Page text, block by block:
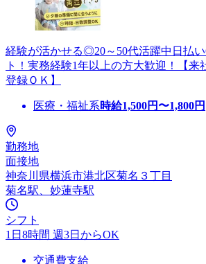
経験が活かせる◎20～50代活躍中日払
ト！実務経験1年以上の方大歓迎！【来
登録ＯＫ】
医療・福祉系時給1,500円〜1,800円
勤務地
面接地
神奈川県横浜市港北区菊名３丁目
菊名駅、妙蓮寺駅
シフト
1日8時間 週3日からOK
交通費支給